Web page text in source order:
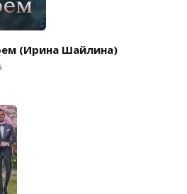
(Ирина Шайлина)